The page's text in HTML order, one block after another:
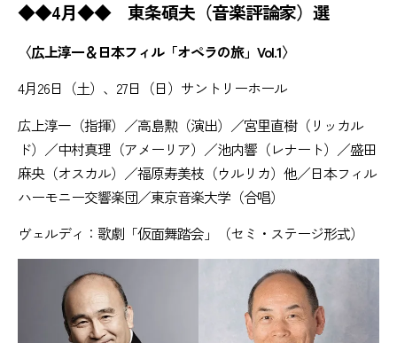
◆◆4月◆◆ 東条碩夫（音楽評論家）選
〈広上淳一＆日本フィル「オペラの旅」Vol.1〉
4月26日（土）、27日（日）サントリーホール
広上淳一（指揮）／高島勲（演出）／宮里直樹（リッカル
ド）／中村真理（アメーリア）／池内響（レナート）／盛田
麻央（オスカル）／福原寿美枝（ウルリカ）他／日本フィル
ハーモニー交響楽団／東京音楽大学（合唱）
ヴェルディ：歌劇「仮面舞踏会」（セミ・ステージ形式）